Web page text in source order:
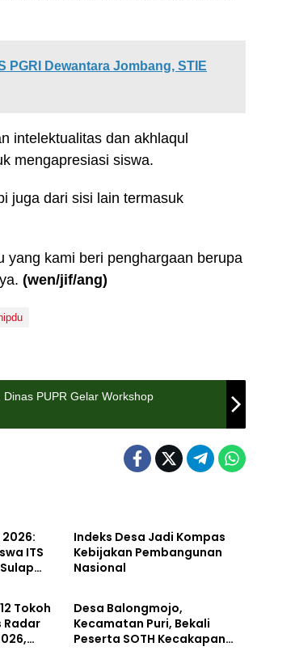
PGRI Dewantara Jombang, STIE
intelektualitas dan akhlaqul
mengapresiasi siswa.
juga dari sisi lain termasuk
yang kami beri penghargaan berupa
(wen/jif/ang)
PUPR Gelar Workshop
ITS
Indeks Desa Jadi Kompas
Kebijakan Pembangunan
Nasional
Tokoh
Radar
Desa Balongmojo,
Kecamatan Puri, Bekali
Peserta SOTH Kecakapan